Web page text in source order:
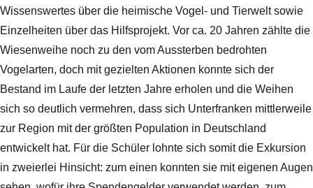
Wissenswertes über die heimische Vogel- und Tierwelt sowie
Einzelheiten über das Hilfsprojekt. Vor ca. 20 Jahren zählte die
Wiesenweihe noch zu den vom Aussterben bedrohten
Vogelarten, doch mit gezielten Aktionen konnte sich der
Bestand im Laufe der letzten Jahre erholen und die Weihen
sich so deutlich vermehren, dass sich Unterfranken mittlerweile
zur Region mit der größten Population in Deutschland
entwickelt hat. Für die Schüler lohnte sich somit die Exkursion
in zweierlei Hinsicht: zum einen konnten sie mit eigenen Augen